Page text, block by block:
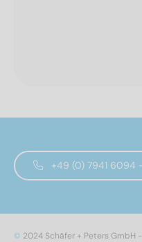
+49 (0) 7941 6094
© 2024 Schäfer + Peters GmbH